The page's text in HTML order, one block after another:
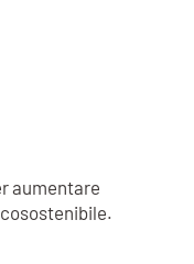
aumentare